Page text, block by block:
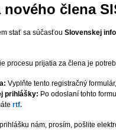
nového člena
stať sa súčasťou Slovenskej
procesu prijatia za člena je
Vyplňte tento registračný
prihlášky: Po odoslaní tohto
rtf.
nám, prosím, pošlite